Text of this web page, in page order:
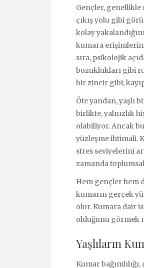
Gençler, genellikle
çıkış yolu gibi
kolay
kumara
sıra, psikolojik
bozuklukları gibi
bir zincir gibi;
Öte yandan, yaşlı
birlikte, yalnızlık
olabiliyor. Ancak
yüzleşme ihtimali.
stres seviyelerini
zamanda toplumsal
Hem gençler hem
kumarın gerçek
olur. Kumara dair
olduğunu görmek
Yaşlıların
Kumar